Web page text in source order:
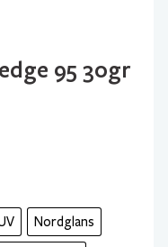
95 30gr
Nordglans